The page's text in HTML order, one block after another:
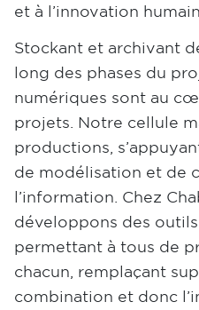
et à l’innovation
Stockant et archivant
long des phases du
numériques sont au
projets. Notre cellule
productions,
de modélisation et de
l’information. Chez
développons des
permettant à tous de
chacun, remplaçant
combination et donc